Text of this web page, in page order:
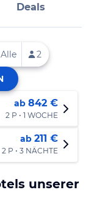
Deals
ab 842 €
2 P • 1 WOCHE
ab 211 €
2 P • 3 NÄCHTE
unserer